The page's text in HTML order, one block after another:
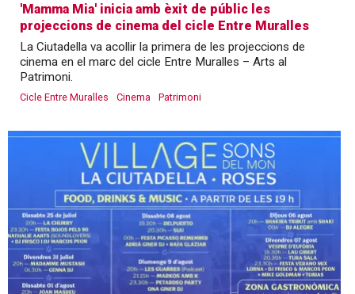
'Mamma Mia' inicia amb èxit de públic les
projeccions de cinema del cicle Entre Muralles
La Ciutadella va acollir la primera de les projeccions de
cinema en el marc del cicle Entre Muralles – Arts al
Patrimoni.
Cicle Entre Muralles Cinema Patrimoni